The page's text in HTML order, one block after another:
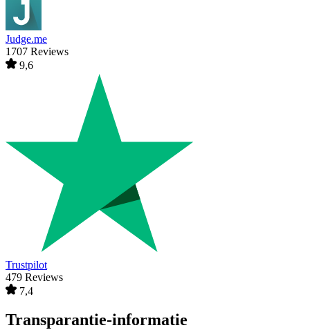
Judge.me
1707 Reviews
9,6
Trustpilot
479 Reviews
7,4
Transparantie-informatie